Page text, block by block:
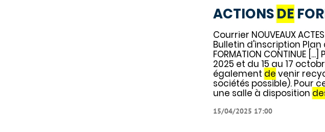
ACTIONSDE
Courrier NOUVEAUX ACTES
Bulletin d'inscription Plan
FORMATION CONTINUE
2025 et du 15 au 17
également de venir
sociétés possible). Pour
une salle à disposition
15/04/2025 17:00